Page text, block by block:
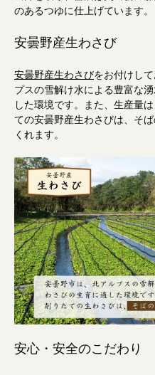
のあるつゆに仕上げています。
安曇野産生わさび
安曇野産生わさびをお付けし
プスの雪解け水による豊富な
した環境です。また、生産量
ての安曇野産生わさびは、そ
くれます。
安心・安全のこだわり